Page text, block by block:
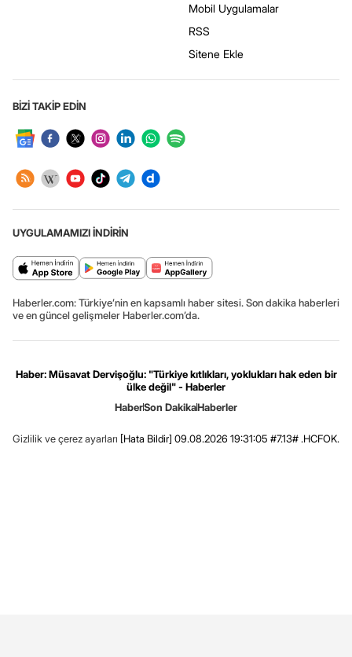
Mobil Uygulamalar
RSS
Sitene Ekle
BİZİ TAKİP EDİN
UYGULAMAMIZI İNDİRİN
Haberler.com: Türkiye’nin en kapsamlı haber sitesi. Son dakika haberleri
ve en güncel gelişmeler Haberler.com’da.
Haber: Müsavat Dervişoğlu: "Türkiye kıtlıkları, yoklukları hak eden bir
ülke değil" - Haberler
HaberSon DakikaHaberler
Gizlilik ve çerez ayarları [Hata Bildir] 09.08.2026 19:31:05 #7.13# .HCFOK.